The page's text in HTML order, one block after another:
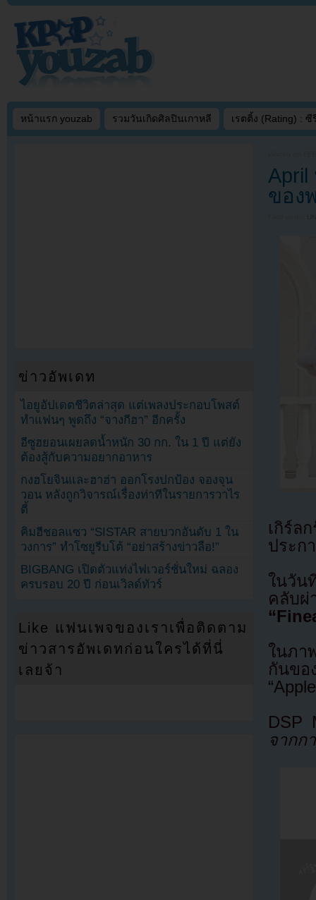
หน้าแรก youzab รวมวันเกิดศิลปินเกาหลี เรตติ้ง (Rating) : ซี
ของ
เกิร์ล
ประก
ในวัน
คลับ
ในภา
กันขอ
DSP
จากก
ข่าวอัพเดท
ไอยูอัปเดตชีวิตล่าสุด แต่เพลงประกอบโพสต์
ทำแฟนๆ พูดถึง “จางกีฮา” อีกครั้ง
อีซูฮยอนเผยลดน้ำหนัก 30 กก. ใน 1 ปี แต่ยัง
ต้องสู้กับความอยากอาหาร
กงฮโยจินและฮาฮ่า ออกโรงปกป้อง จองจุน
วอน หลังถูกวิจารณ์เรื่องท่าทีในรายการวาไร
ตี้
คิมฮีชอลแซว “SISTAR สายบวกอันดับ 1 ใน
วงการ” ทำโซยูรีบโต้ “อย่าสร้างข่าวลือ!”
BIGBANG เปิดตัวแท่งไฟเวอร์ชั่นใหม่ ฉลอง
ครบรอบ 20 ปี ก่อนเวิลด์ทัวร์
Like แฟนเพจของเราเพื่อติดตาม
ข่าวสารอัพเดทก่อนใครได้ที่นี่
เลยจ้า